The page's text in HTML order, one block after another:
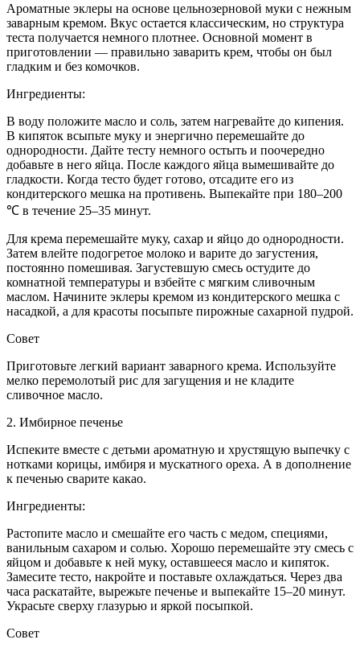
Ароматные эклеры на основе цельнозерновой муки с нежным
заварным кремом. Вкус остается классическим, но структура
теста получается немного плотнее. Основной момент в
приготовлении — правильно заварить крем, чтобы он был
гладким и без комочков.
Ингредиенты:
В воду положите масло и соль, затем нагревайте до кипения.
В кипяток всыпьте муку и энергично перемешайте до
однородности. Дайте тесту немного остыть и поочередно
добавьте в него яйца. После каждого яйца вымешивайте до
гладкости. Когда тесто будет готово, отсадите его из
кондитерского мешка на противень. Выпекайте при 180–200
℃ в течение 25–35 минут.
Для крема перемешайте муку, сахар и яйцо до однородности.
Затем влейте подогретое молоко и варите до загустения,
постоянно помешивая. Загустевшую смесь остудите до
комнатной температуры и взбейте с мягким сливочным
маслом. Начините эклеры кремом из кондитерского мешка с
насадкой, а для красоты посыпьте пирожные сахарной пудрой.
Совет
Приготовьте легкий вариант заварного крема. Используйте
мелко перемолотый рис для загущения и не кладите
сливочное масло.
2. Имбирное печенье
Испеките вместе с детьми ароматную и хрустящую выпечку с
нотками корицы, имбиря и мускатного ореха. А в дополнение
к печенью сварите какао.
Ингредиенты:
Растопите масло и смешайте его часть с медом, специями,
ванильным сахаром и солью. Хорошо перемешайте эту смесь с
яйцом и добавьте к ней муку, оставшееся масло и кипяток.
Замесите тесто, накройте и поставьте охлаждаться. Через два
часа раскатайте, вырежьте печенье и выпекайте 15–20 минут.
Украсьте сверху глазурью и яркой посыпкой.
Совет